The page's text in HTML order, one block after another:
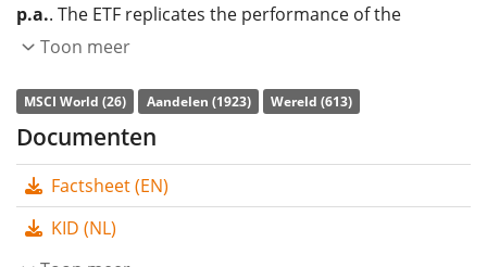
p.a.. The ETF replicates the performance of the
underlying index by
distributedto the investors (Halfjaarlijks).
large ETF with1.984m Euro assets under
management
Toon meer
MSCI World (26) Aandelen (1923) Wereld (613)
Documenten
Factsheet (EN)
KID (NL)